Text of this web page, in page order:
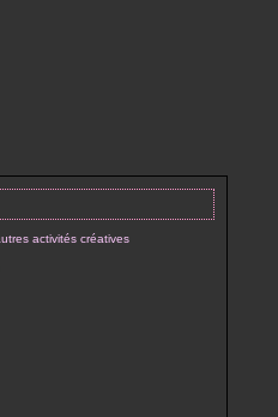
activités créatives